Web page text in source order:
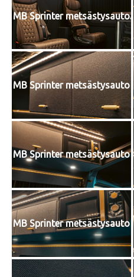
MB Sprinter metsästysauto
MB Sprinter metsästysauto
MB Sprinter metsästysauto
MB Sprinter metsästysauto